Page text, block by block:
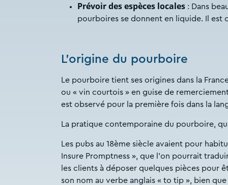
Prévoir des espèces locales : Dans
pourboires se donnent en liquide. Il est
L’origine du pourboire
Le pourboire tient ses origines dans la
ou « vin courtois » en guise de
est observé pour la première fois dans la
La pratique contemporaine du pourboire,
Les pubs au 18ème siècle avaient pour
Insure Promptness », que l’on pourrait
les clients à déposer quelques pièces pour
son nom au verbe anglais « to tip », bien